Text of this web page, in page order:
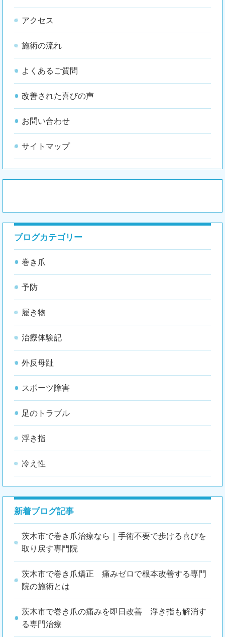
アクセス
施術の流れ
よくあるご質問
改善された喜びの声
お問い合わせ
サイトマップ
ブログカテゴリー
巻き爪
予防
履き物
治療体験記
外反母趾
スポーツ障害
足のトラブル
浮き指
冷え性
新着ブログ記事
茨木市で巻き爪治療なら｜手術不要で歩ける喜びを
取り戻す専門院
茨木市で巻き爪矯正 痛みゼロで根本改善する専門
院の施術とは
茨木市で巻き爪の痛みを即日改善 浮き指も解消す
る専門治療